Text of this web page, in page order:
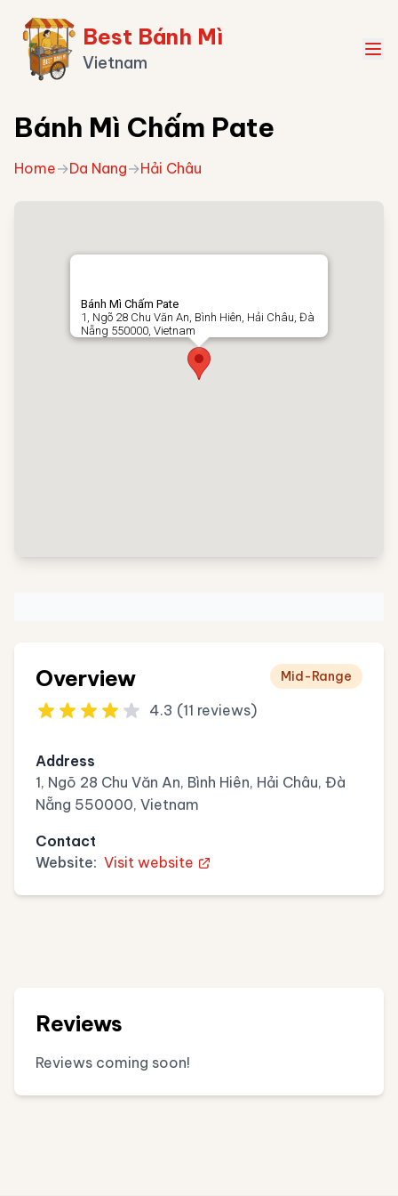
Best Bánh Mì
Vietnam
Bánh Mì Chấm Pate
Home→Da Nang→Hải Châu
Bánh Mì Chấm Pate
1, Ngõ 28 Chu Văn An, Bình Hiên, Hải Châu, Đà
Nẵng 550000, Vietnam
Overview
4.3 (11 reviews)
Mid-Range
Address
1, Ngõ 28 Chu Văn An, Bình Hiên, Hải Châu, Đà
Nẵng 550000, Vietnam
Contact
Website: Visit website
Reviews
Reviews coming soon!